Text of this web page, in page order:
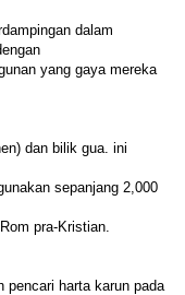
dalam
yang gaya mereka
dan bilik gua. ini
sepanjang 2,000
pra-Kristian.
pencari harta karun pada